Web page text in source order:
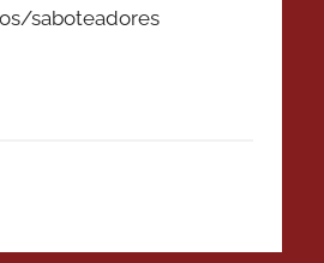
saboteadores